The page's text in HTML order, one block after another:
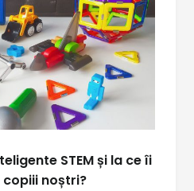
STEM și la ce îi
noștri?